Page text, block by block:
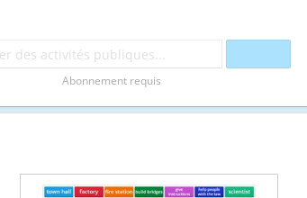
Abonnement requis